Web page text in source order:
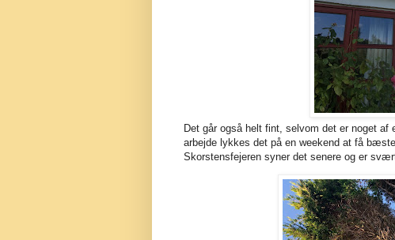
Det går også helt fint, selvom det er noget
arbejde lykkes det på en weekend at få
Skorstensfejeren syner det senere og er